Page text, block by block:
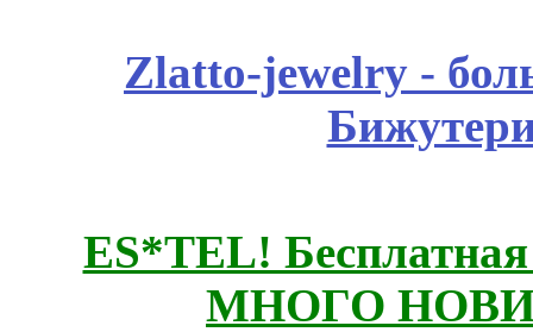
Zlatto-jewelry -
ES*TEL!
МНОГО